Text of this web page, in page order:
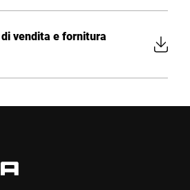
vendita e fornitura